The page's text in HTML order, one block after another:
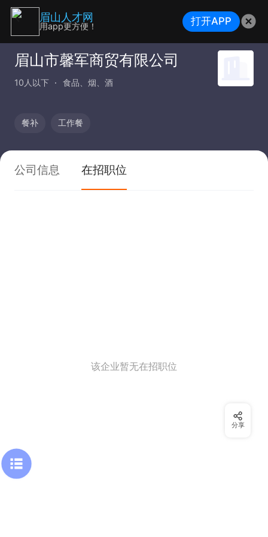
眉山市馨军商贸有限公司
10人以下 食品、烟、酒
餐补 工作餐
公司信息 在招职位
该企业暂无在招职位
分享
眉山人才网
用app更方便！ 打开APP